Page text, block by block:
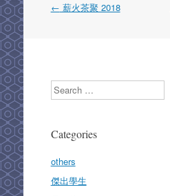
Post
← 薪火茶聚 2018
Search
Categories
others
傑出學生